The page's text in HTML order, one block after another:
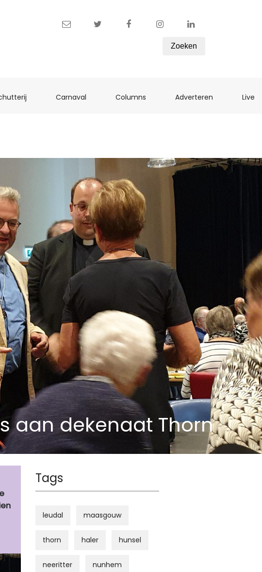
Zoeken
(current)Carnaval (current)Columns (current)Adverteren (current)Live
aan dekenaat Thorn
Tags
leudal maasgouw
thorn haler hunsel
neeritter nunhem